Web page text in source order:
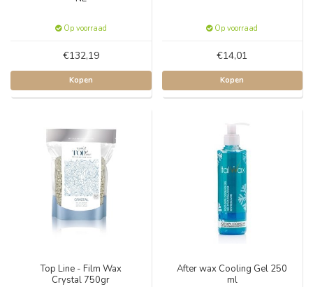
Op voorraad
€132,19
Kopen
Op voorraad
€14,01
Kopen
Top Line - Film Wax
Crystal 750gr
After wax Cooling Gel 250
ml